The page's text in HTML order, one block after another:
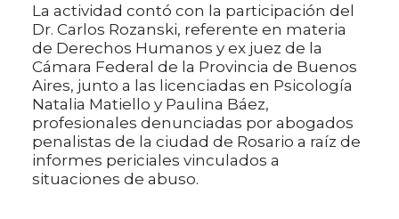
La actividad contó con la participación del
Dr. Carlos Rozanski, referente en materia
de Derechos Humanos y ex juez de la
Cámara Federal de la Provincia de Buenos
Aires, junto a las licenciadas en Psicología
Natalia Matiello y Paulina Báez,
profesionales denunciadas por abogados
penalistas de la ciudad de Rosario a raíz de
informes periciales vinculados a
situaciones de abuso.